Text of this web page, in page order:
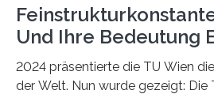
Und Ihre Bedeutung
2024 präsentierte die TU Wien
der Welt. Nun wurde gezeigt: Die